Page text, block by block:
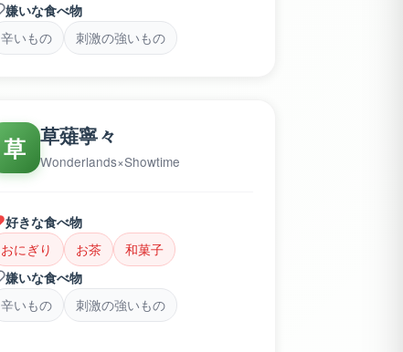
嫌いな食べ物
辛いもの
刺激の強いもの
草 草薙寧々
Wonderlands×Showtime
好きな食べ物
おにぎり
お茶
和菓子
嫌いな食べ物
辛いもの
刺激の強いもの